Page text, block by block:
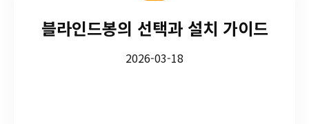
블라인드봉의 선택과 설치 가이드
2026-03-18